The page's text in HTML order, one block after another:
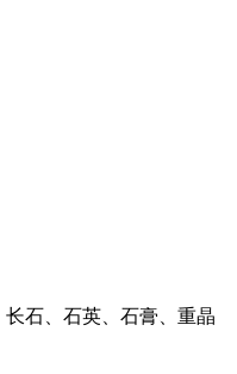
石、石英、石膏、重晶